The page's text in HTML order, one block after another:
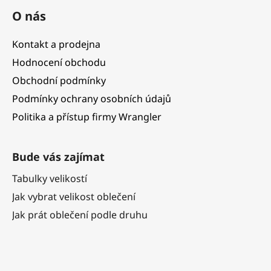
O nás
Kontakt a prodejna
Hodnocení obchodu
Obchodní podmínky
Podmínky ochrany osobních údajů
Politika a přístup firmy Wrangler
Bude vás zajímat
Tabulky velikostí
Jak vybrat velikost oblečení
Jak prát oblečení podle druhu